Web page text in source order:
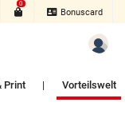
0
Bonuscard
Print | Vorteilswelt